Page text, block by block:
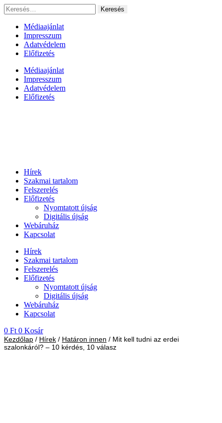
Ugrás
a
tartalomhoz
Keresés:
Médiaajánlat
Impresszum
Adatvédelem
Előfizetés
Médiaajánlat
Impresszum
Adatvédelem
Előfizetés
Hírek
Szakmai tartalom
Felszerelés
Előfizetés
Nyomtatott újság
Digitális újság
Webáruház
Kapcsolat
Hírek
Szakmai tartalom
Felszerelés
Előfizetés
Nyomtatott újság
Digitális újság
Webáruház
Kapcsolat
0 Ft 0 Kosár
Kezdőlap / Hírek / Határon innen / Mit kell tudni az erdei
szalonkáról? – 10 kérdés, 10 válasz